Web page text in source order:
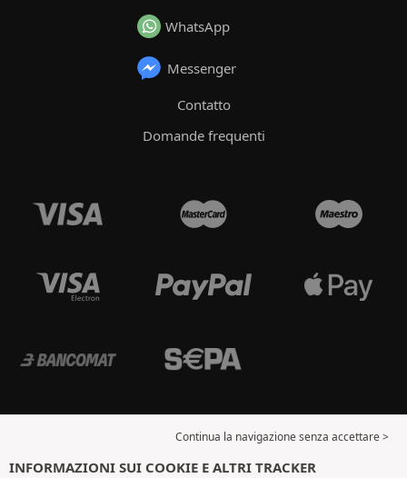
WhatsApp
Messenger
Contatto
Domande frequenti
Continua la navigazione senza accettare >
INFORMAZIONI SUI COOKIE E ALTRI TRACKER